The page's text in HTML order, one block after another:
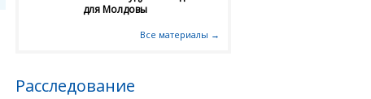
для Молдовы
Все материалы →
Расследование